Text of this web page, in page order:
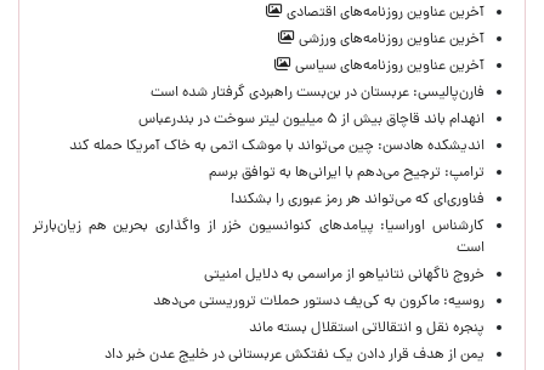
آخرین عناوین روزنامه‌های اقتصادی
آخرین عناوین روزنامه‌های ورزشی
آخرین عناوین روزنامه‌های سیاسی
فارن‌پالیسی: عربستان در بن‌بست راهبردی گرفتار شده است
انهدام باند قاچاق بیش از ۵ میلیون لیتر سوخت در بندرعباس
اندیشکده هادسن: چین می‌تواند با موشک اتمی به خاک آمریکا حمله کند
ترامپ: ترجیح می‌دهم با ایرانی‌‌ها به توافق برسم
فناوری‌ای که می‌تواند هر رمز عبوری را بشکند!
کارشناس اوراسیا: پیامدهای کنوانسیون خزر از واگذاری بحرین هم زیان‌بارتر
است
خروج ناگهانی نتانیاهو از مراسمی به دلایل امنیتی
روسیه: ماکرون به کی‌یف دستور حملات تروریستی می‌دهد
پنجره‌ نقل و انتقالاتی استقلال بسته ماند
یمن از هدف قرار دادن یک نفتکش عربستانی در خلیج عدن خبر داد